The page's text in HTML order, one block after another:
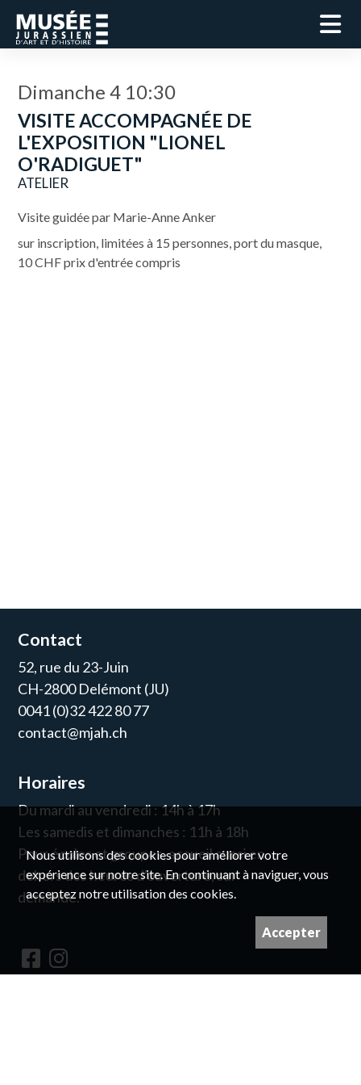
Dimanche 4 10:30
VISITE ACCOMPAGNÉE DE
L'EXPOSITION "LIONEL
O'RADIGUET"
ATELIER
Visite guidée par Marie-Anne Anker
sur inscription, limitées à 15 personnes, port du masque,
10 CHF prix d'entrée compris
Contact
52, rue du 23-Juin
CH-2800 Delémont (JU)
0041 (0)32 422 80 77
contact@mjah.ch
Horaires
Du mardi au vendredi : 14h à 17h
Les samedis et dimanches : 11h à 18h
Pour écoles et groupes, accueil aussi en
dehors des heures d'ouverture, sur
demande.
Nous utilisons des cookies pour améliorer votre
expérience sur notre site. En continuant à naviguer, vous
acceptez notre utilisation des cookies.
Accepter